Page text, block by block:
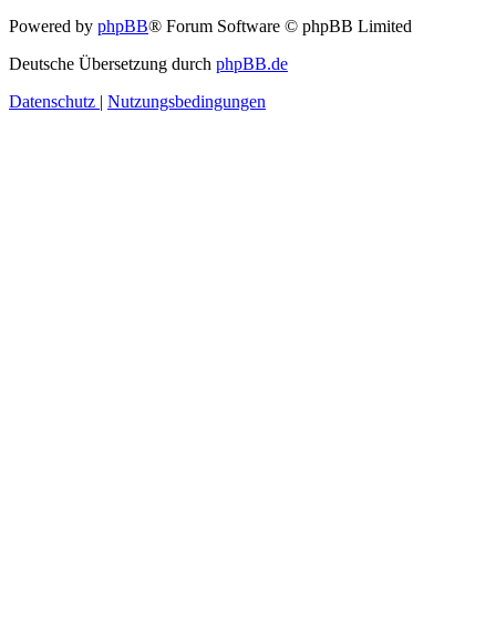
Powered by phpBB® Forum Software © phpBB Limited
Deutsche Übersetzung durch phpBB.de
Datenschutz
Nutzungsbedingungen